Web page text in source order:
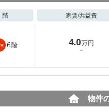
階 家賃/共益費
6階 4.0万円
－
物件